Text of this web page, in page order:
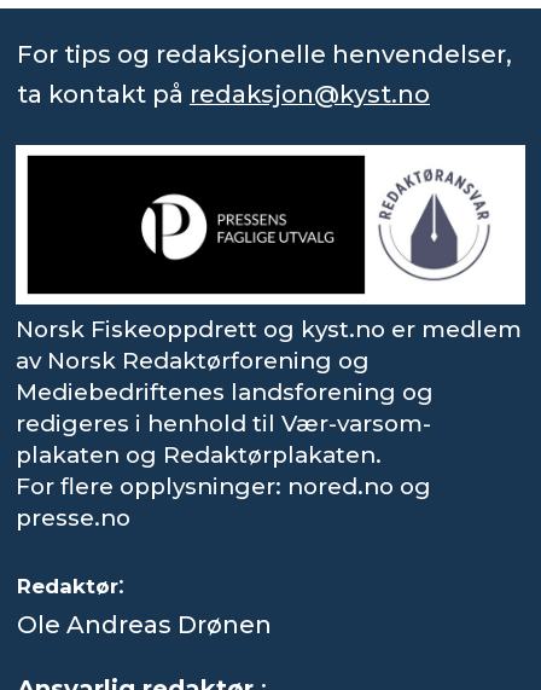
For tips og redaksjonelle henvendelser,
ta kontakt på redaksjon@kyst.no
Norsk Fiskeoppdrett og kyst.no er medlem
av Norsk Redaktørforening og
Mediebedriftenes landsforening og
redigeres i henhold til Vær-varsom-
plakaten og Redaktørplakaten.
For flere opplysninger: nored.no og
presse.no
Redaktør:
Ole Andreas Drønen